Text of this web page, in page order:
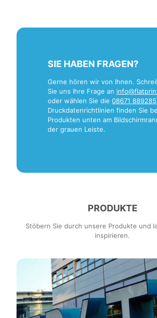
SIE HABEN FRAGEN?
Gerne hören wir von Ihnen.
Sie uns Ihre Frage an
oder wählen Sie die 08671 889285
Druckdatenrichtlinien finden Sie
Produkten unten am
der grauen Leiste.
PRODUKTE
Stöbern Sie durch unsere Produkte und
inspirieren.